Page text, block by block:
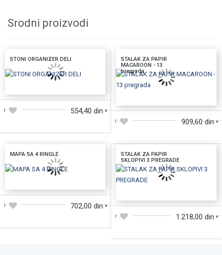
Srodni proizvodi
STONI ORGANIZER DELI
554,40 din
STALAK ZA PAPIR
MACAROON - 13
pregrada
909,60 din
MAPA SA 4 RINGLE
702,00 din
STALAK ZA PAPIR
SKLOPIVI 3 PREGRADE
1.218,00 din